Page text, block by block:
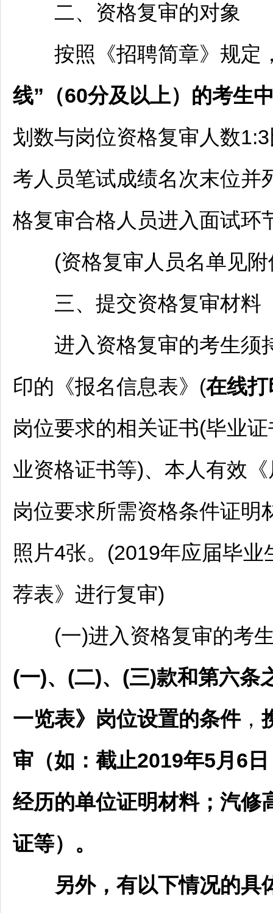
二、资格复审的对象
按照《招聘简章》规定
线”（60分及以上）的考生
划数与岗位资格复审人数
考人员笔试成绩名次末位并
格复审合格人员进入面试环
(资格复审人员名单见附
三、提交资格复审材料
进入资格复审的考生须持
印的《报名信息表》(在线
岗位要求的相关证书(毕业
业资格证书等)、本人有效
岗位要求所需资格条件证明
照片4张。(2019年应届毕
荐表》进行复审)
(一)进入资格复审的考
(一)、(二)、(三)款和第六条
一览表》岗位设置的条件，
审（如：截止2019年5月6
经历的单位证明材料；汽修
证等）。
另外，有以下情况的具